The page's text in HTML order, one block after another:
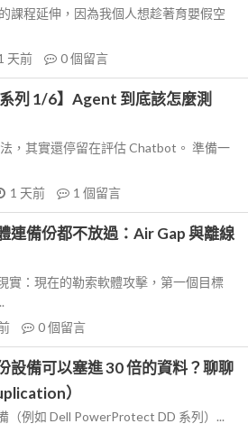
課程延伸，因為我個人想趁著育嬰假空
天前 0個留言
列 1/6】Agent 到底該怎麼測
，其實還停留在評估 Chatbot。 準備一
1 天前 1 個留言
連備份都不放過：Air Gap 與離線
實：現在的勒索軟體攻擊，第一個目標
0個留言
設備可以塞進 30 倍的資料？聊聊
）
（例如 Dell PowerProtect DD 系列）...